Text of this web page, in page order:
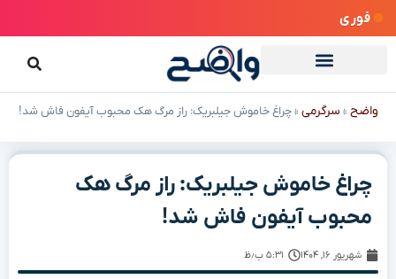
فوری
واضح » سرگرمی »چراغ خاموش جیلبریک: راز مرگ هک محبوب آیفون فاش شد!
چراغ خاموش جیلبریک: راز مرگ هک
محبوب آیفون فاش شد!
شهریور ۱۶, ۱۴۰۴ ۵:۳۱ ب٫ظ